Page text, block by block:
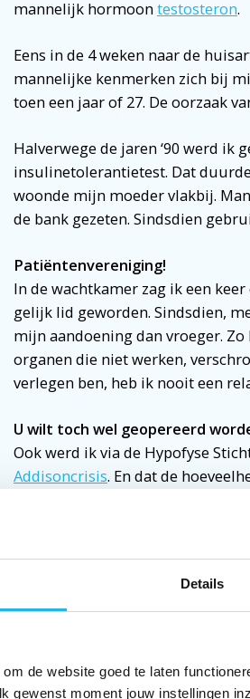
Details
de website goed te laten
gewenst moment jouw instellingen
mannelijk hormoontestosteron.
Eens in de 4 weken naar de
mannelijke kenmerken zich bij
toen een jaar of 27. De oorzaak
Halverwege de jaren ‘90 werd ik
insulinetolerantietest. Dat
woonde mijn moeder vlakbij.
de bank gezeten. Sindsdien
Patiëntenvereniging!
In de wachtkamer zag ik een
gelijk lid geworden. Sindsdien,
mijn aandoening dan vroeger.
organen die niet werken,
verlegen ben, heb ik nooit een
U wilt toch wel geopereerd
Ook werd ik via de Hypofyse
Addisoncrisis. En dat de
moet worden,
geopereerd moest worden voor
verhoogd moest worden. De
de opnamedag was hierover niets
‘U wilt toch wel geopereerd
graag weer wakker worden.’
het ziekenhuis uit te lopen.